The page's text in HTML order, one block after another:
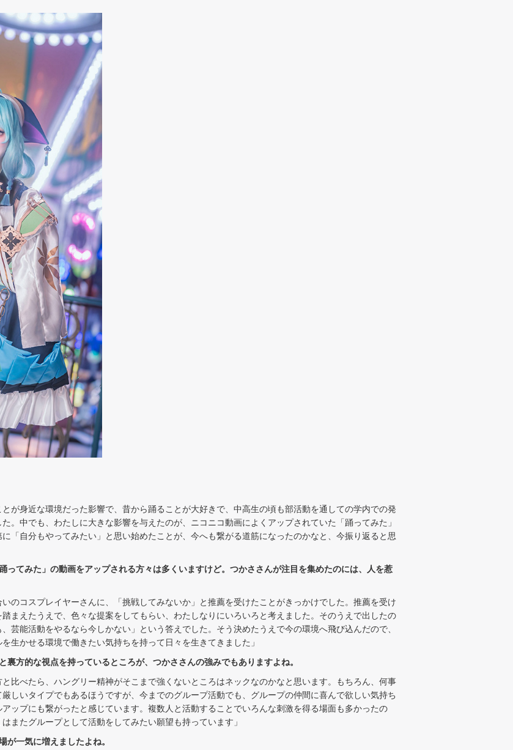
が身近な環境だった影響で、昔から踊ることが大好きで、中高生の頃も部活動を通しての学内での発
。中でも、わたしに大きな影響を与えたのが、ニコニコ動画によくアップされていた「踊ってみた」
「自分もやってみたい」と思い始めたことが、今へも繋がる道筋になったのかなと、今振り返ると思
てみた」の動画をアップされる方々は多くいますけど。つかささんが注目を集めたのには、人を惹
のコスプレイヤーさんに、「挑戦してみないか」と推薦を受けたことがきっかけでした。推薦を受け
まえたうえで、色々な提案をしてもらい、わたしなりにいろいろと考えました。そのうえで出したの
芸能活動をやるなら今しかない」という答えでした。そう決めたうえで今の環境へ飛び込んだので、
生かせる環境で働きたい気持ちを持って日々を生きてきました」
方的な視点を持っているところが、つかささんの強みでもありますよね。
比べたら、ハングリー精神がそこまで強くないところはネックなのかなと思います。もちろん、何事
しいタイプでもあるほうですが、今までのグループ活動でも、グループの仲間に喜んで欲しい気持ち
ップにも繋がったと感じています。複数人と活動することでいろんな刺激を得る場面も多かったの
またグループとして活動をしてみたい願望も持っています」
一気に増えましたよね。